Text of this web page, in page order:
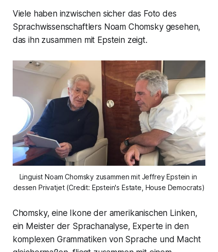
Viele haben inzwischen sicher das Foto des
Sprachwissenschaftlers Noam Chomsky gesehen,
das ihn zusammen mit Epstein zeigt.
Linguist Noam Chomsky zusammen mit Jeffrey Epstein in
dessen Privatjet (Credit: Epstein's Estate, House Democrats)
Chomsky, eine Ikone der amerikanischen Linken,
ein Meister der Sprachanalyse, Experte in den
komplexen Grammatiken von Sprache und Macht